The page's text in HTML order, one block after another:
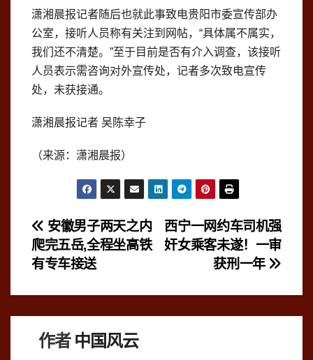
潇湘晨报记者随后也就此事致电贵阳市委宣传部办
公室，接听人员称有关注到网帖，“具体属不属实，
我们还不清楚。”至于目前是否有介入调查，该接听
人员表示需咨询对外宣传处，记者多次致电宣传
处，未获接通。
潇湘晨报记者 吴陈幸子
（来源：潇湘晨报）
文
章
导
航
西宁一网约车司机强
奸女乘客未遂！一审
获刑一年
安徽男子两天之内
爬完五岳,全程坐高铁
有专车接送
作者 中国风云